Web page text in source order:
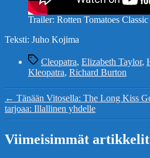
Trailer: Rotten Tomatoes
Teksti: Juho Kojima
Avainsanat
Cleopatra, Elizabeth Taylor,
Kleopatra, Richard Burton
← Tänään Vitosella: The Long Kiss
tarjoaa: Illallinen yhdelle
Viimeisimmät artikkelit